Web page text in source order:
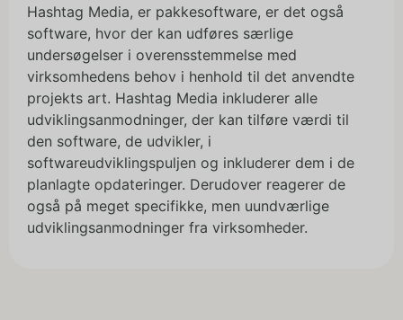
Hashtag Media, er pakkesoftware, er det også
software, hvor der kan udføres særlige
undersøgelser i overensstemmelse med
virksomhedens behov i henhold til det anvendte
projekts art. Hashtag Media inkluderer alle
udviklingsanmodninger, der kan tilføre værdi til
den software, de udvikler, i
softwareudviklingspuljen og inkluderer dem i de
planlagte opdateringer. Derudover reagerer de
også på meget specifikke, men uundværlige
udviklingsanmodninger fra virksomheder.